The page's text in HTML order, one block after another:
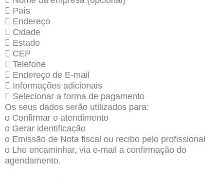
 País
 Endereço
 Cidade
 Estado
 CEP
 Telefone
 Endereço de E-mail
 Informações adicionais
 Selecionar a forma de pagamento
Os seus dados serão utilizados para:
o Confirmar o atendimento
o Gerar identificação
o Emissão de Nota fiscal ou recibo pelo profissional
o Lhe encaminhar, via e-mail a confirmação do
agendamento.